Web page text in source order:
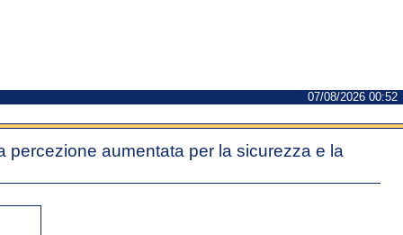
07/08/2026 00:52
percezione aumentata per la sicurezza e la